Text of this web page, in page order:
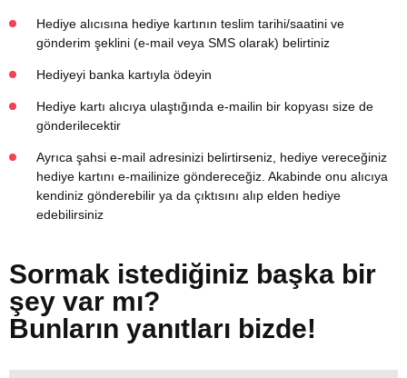
Hediye alıcısına hediye kartının teslim tarihi/saatini ve
gönderim şeklini (e-mail veya SMS olarak) belirtiniz
Hediyeyi banka kartıyla ödeyin
Hediye kartı alıcıya ulaştığında e-mailin bir kopyası size de
gönderilecektir
Ayrıca şahsi e-mail adresinizi belirtirseniz, hediye vereceğiniz
hediye kartını e-mailinize göndereceğiz. Akabinde onu alıcıya
kendiniz gönderebilir ya da çıktısını alıp elden hediye
edebilirsiniz
Sormak istediğiniz başka bir
şey var mı?
Bunların yanıtları bizde!